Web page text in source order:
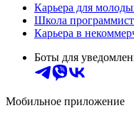
Карьера для
Школа
Карьера в
Боты для
Мобильное приложение